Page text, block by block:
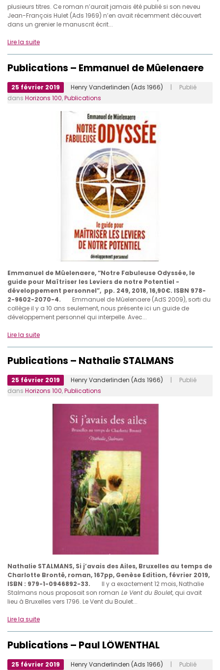
plusieurs titres. Ce roman n’aurait jamais été publié si son neveu
Jean-François Hulet (Ads 1969) n’en avait récemment découvert
dans un grenier le manuscrit écrit...
Lire la suite
Publications – Emmanuel de Mûelenaere
25 février 2019 Henry Vanderlinden (Ads 1966) | Publié
dans Horizons 100,Publications
Emmanuel de Mûelenaere, “Notre Fabuleuse Odyssée, le
guide pour Maîtriser les Leviers de notre Potentiel -
développement personnel”, pp. 249, 2018, 16,90€. ISBN 978-
2-9602-2070-4.
Emmanuel de Mûelenaere (AdS 2009), sorti du
collège il y a 10 ans seulement, nous présente ici un guide de
développement personnel qui interpelle. Avec...
Lire la suite
Publications – Nathalie STALMANS
25 février 2019 Henry Vanderlinden (Ads 1966) | Publié
dans Horizons 100,Publications
Nathalie STALMANS, Si j’avais des Ailes, Bruxelles au temps de
Charlotte Brontë, roman, 167pp, Genèse Edition, février 2019,
ISBN : 979-1-0946892-33.
Il y a exactement 12 mois, Nathalie
Stalmans nous proposait son roman Le Vent du Boulet, qui avait
lieu à Bruxelles vers 1796. Le Vent du Boulet...
Lire la suite
Publications – Paul LÔWENTHAL
25 février 2019 Henry Vanderlinden (Ads 1966) | Publié